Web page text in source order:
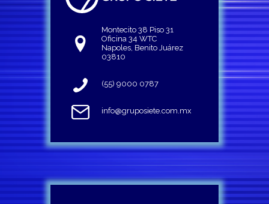
Montecito 38 Piso 31
Oficina 34 WTC
Napoles, Benito Juárez
03810
(55) 9000 0787
info@gruposiete.com.mx